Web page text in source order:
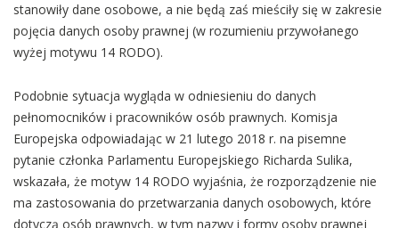
stanowiły dane osobowe, a nie będą zaś mieściły się w zakresie
pojęcia danych osoby prawnej (w rozumieniu przywołanego
wyżej motywu 14 RODO).
Podobnie sytuacja wygląda w odniesieniu do danych
pełnomocników i pracowników osób prawnych. Komisja
Europejska odpowiadając w 21 lutego 2018 r. na pisemne
pytanie członka Parlamentu Europejskiego Richarda Sulika,
wskazała, że motyw 14 RODO wyjaśnia, że rozporządzenie nie
ma zastosowania do przetwarzania danych osobowych, które
dotyczą osób prawnych, w tym nazwy i formy osoby prawnej